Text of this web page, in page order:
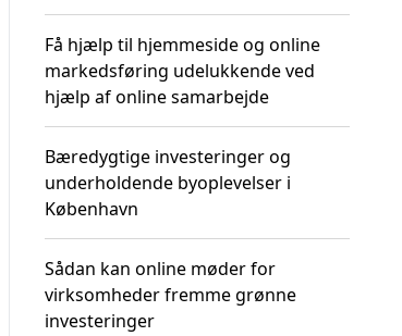
Få hjælp til hjemmeside og online
markedsføring udelukkende ved
hjælp af online samarbejde
Bæredygtige investeringer og
underholdende byoplevelser i
København
Sådan kan online møder for
virksomheder fremme grønne
investeringer